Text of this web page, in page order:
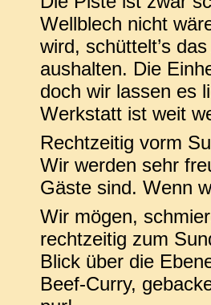
Wellblech nicht
wird, schüttelt’s
aushalten. Die
doch wir lassen es
Werkstatt ist weit
Rechtzeitig vorm
Wir werden sehr
Gäste sind. Wenn
Wir mögen,
rechtzeitig zum
Blick über die
Beef-Curry,